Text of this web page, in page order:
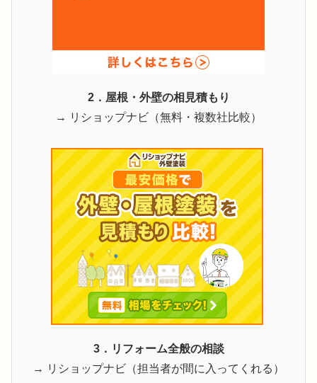
2．屋根・外壁の相見積もり
→ リショップナビ（無料・複数社比較）
3．リフォーム全般の相談
→ リショップナビ（担当者が間に入ってくれる）